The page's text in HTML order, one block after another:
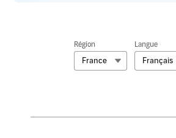
Région
France
Langue
Français